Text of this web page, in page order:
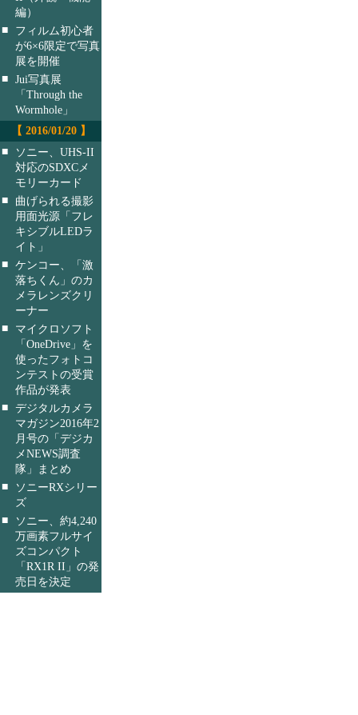
編）
■
フィルム初心者
が6×6限定で写真
展を開催
■ Jui写真展
「Through the
Wormhole」
【 2016/01/20 】
■
ソニー、UHS-II
対応のSDXCメ
モリーカード
■
曲げられる撮影
用面光源「フレ
キシブルLEDラ
イト」
■ ケンコー、「激
落ちくん」のカ
メラレンズクリ
ーナー
■
マイクロソフト
「OneDrive」を
使ったフォトコ
ンテストの受賞
作品が発表
■ デジタルカメラ
マガジン2016年2
月号の「デジカ
メNEWS調査
隊」まとめ
■
ソニーRXシリー
ズ
■
ソニー、約4,240
万画素フルサイ
ズコンパクト
「RX1R II」の発
売日を決定